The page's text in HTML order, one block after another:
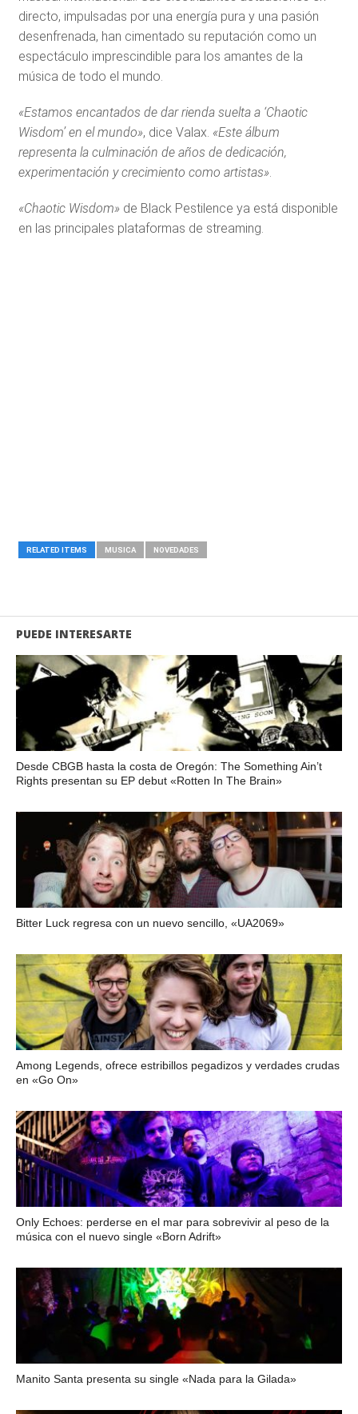
directo, impulsadas por una energía pura y una pasión
desenfrenada, han cimentado su reputación como un
espectáculo imprescindible para los amantes de la
música de todo el mundo.
«Estamos encantados de dar rienda suelta a ‘Chaotic
Wisdom’ en el mundo», dice Valax. «Este álbum
representa la culminación de años de dedicación,
experimentación y crecimiento como artistas».
«Chaotic Wisdom»de Black Pestilence ya está disponible
en las principales plataformas de streaming.
RELATED ITEMS MUSICA NOVEDADES
PUEDE INTERESARTE
Desde CBGB hasta la costa de Oregón: The Something Ain’t
Rights presentan su EP debut «Rotten In The Brain»
Bitter Luck regresa con un nuevo sencillo, «UA2069»
Among Legends, ofrece estribillos pegadizos y verdades crudas
en «Go On»
Only Echoes: perderse en el mar para sobrevivir al peso de la
música con el nuevo single «Born Adrift»
Manito Santa presenta su single «Nada para la Gilada»